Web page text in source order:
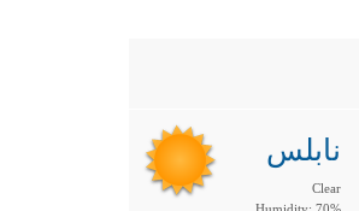
نابلس
Clear